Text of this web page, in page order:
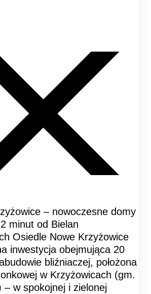
– nowoczesne domy
minut od Bielan
Osiedle Nowe Krzyżowice
inwestycja obejmująca 20
bliźniaczej, położona
w Krzyżowicach (gm.
– w spokojnej i zielonej